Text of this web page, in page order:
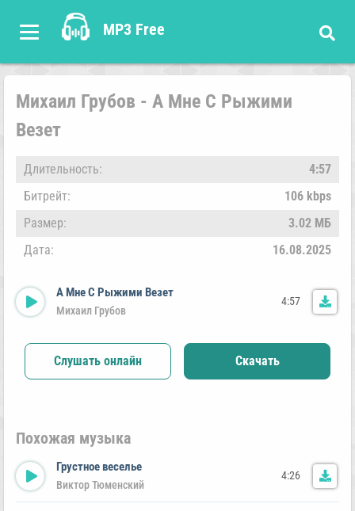
MP3 Free
Михаил Грубов - А Мне С Рыжими
Везет
Длительность:
4:57
Битрейт:
106 kbps
Размер:
3.02 МБ
Дата:
16.08.2025
А Мне С Рыжими Везет
Михаил Грубов
4:57
Слушать онлайн Скачать
Похожая музыка
Грустное веселье
Виктор Тюменский
4:26